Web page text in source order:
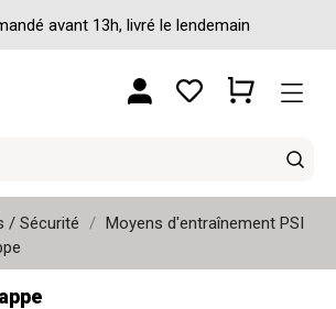
avant 13h, livré le lendemain
/ Sécurité
Moyens d'entraînement PSI